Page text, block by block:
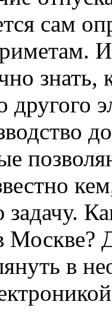
сам
Москве?
в